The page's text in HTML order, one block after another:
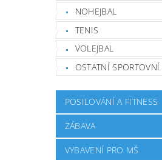
NOHEJBAL
TENIS
VOLEJBAL
OSTATNÍ SPORTOVNÍ
POSILOVÁNÍ A FITNESS
ZÁBAVA
VYBAVENÍ PRO MŠ